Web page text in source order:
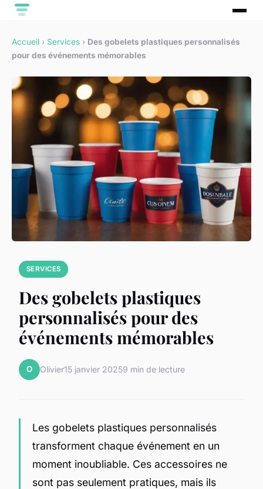
Accueil › Services › Des gobelets plastiques personnalisés
pour des événements mémorables
SERVICES
Des gobelets plastiques
personnalisés pour des
événements mémorables
O Olivier15 janvier 20259 min de lecture
Les gobelets plastiques personnalisés
transforment chaque événement en un
moment inoubliable. Ces accessoires ne
sont pas seulement pratiques, mais ils